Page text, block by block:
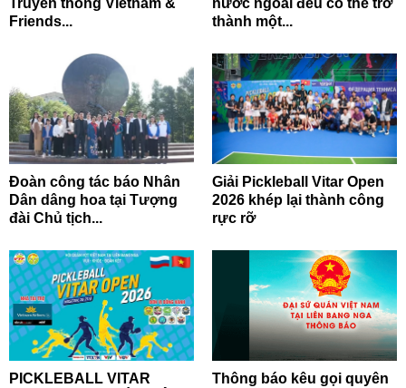
Friends...
thành một...
Đoàn công tác báo Nhân
Dân dâng hoa tại Tượng
đài Chủ tịch...
Giải Pickleball Vitar Open
2026 khép lại thành công
rực rỡ
PICKLEBALL VITAR
Thông báo kêu gọi quyên